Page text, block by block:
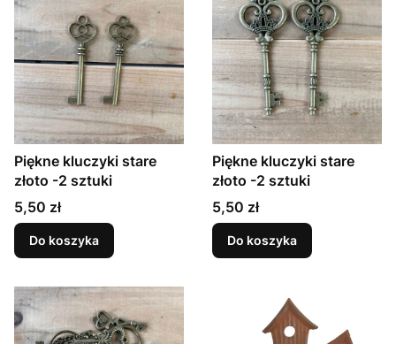
Piękne kluczyki stare
złoto -2 sztuki
Cena
5,50 zł
Do koszyka
Piękne kluczyki stare
złoto -2 sztuki
Cena
5,50 zł
Do koszyka